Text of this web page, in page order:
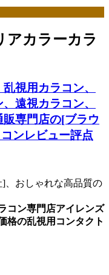
アカラーカラ
視用カラコン、
遠視カラコン、
専門店の[ブラウ
ンレビュー評点
]、おしゃれな高品質の
コン専門店アイレンズ
格の乱視用コンタクト